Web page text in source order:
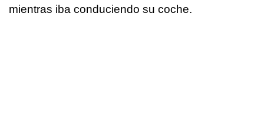
mientras iba conduciendo su coche.